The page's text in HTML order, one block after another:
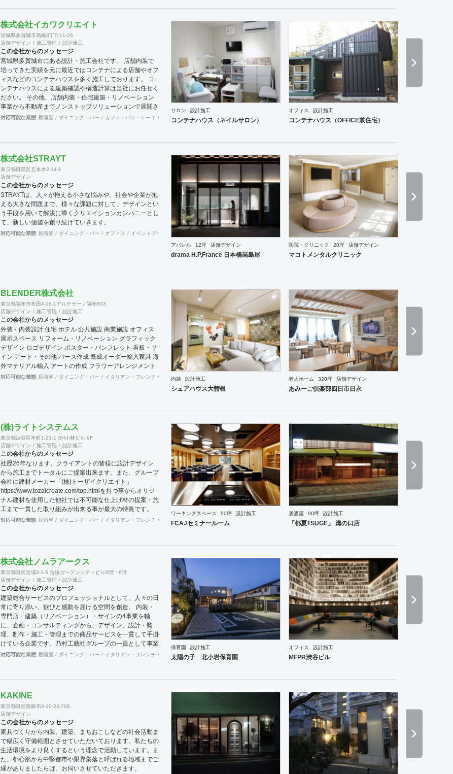
株式会社イカワクリエイト
宮城県多賀城市高橋3丁目11-26
店舗デザイン
施工管理 設計施工
この会社からのメッセージ
宮城県多賀城市にある設計・施工会社です。 店舗内装で
培ってきた実績を元に最近ではコンテナによる店舗やオフ
ィスなどのコンテナハウスを多く施工しております。 コ
ンテナハウスによる建築確認や構造計算は当社にお任せく
ださい。 その他、店舗内装・住宅建築・リノベーション
事業から不動産までノンストップソリューションで展開さ
せていただきます。
対応可能な業態 居酒屋 ダイニング・バー カフェ・パン・ケーキ ラーメン・そば・うどん 和食・寿司 焼肉・中華料理・韓国料理 その他 オフィス イベントブース・ショールーム
サロン 設計施工
コンテナハウス（ネイルサロン）
オフィス 設計施工
コンテナハウス（OFFICE兼住宅）
株式会社STRAYT
東京都目黒区五本木2-14-1
店舗デザイン
この会社からのメッセージ
STRAYTは、人々が抱える小さな悩みや、社会や企業が抱
える大きな問題まで、様々な課題に対して、デザインとい
う手段を用いて解決に導くクリエイションカンパニーとし
て、新しい価値を創り続けていきます。
対応可能な業態 居酒屋 ダイニング・バー オフィス イベントブース・ショールーム ホテル ブライダル アパレル インテリア・雑貨
アパレル 12坪 店舗デザイン
drama H.P,France 日本橋高島屋
医院・クリニック 20坪 店舗デザイン
マコトメンタルクリニック
BLENDER株式会社
東京都調布市布田4-16-1アルテサーノ調布803
店舗デザイン
施工管理 設計施工
この会社からのメッセージ
外装・内装設計 住宅 ホテル 公共施設 商業施設 オフィス
展示スペース リフォーム・リノベーション グラフィック
デザイン ロゴデザイン ポスター・パンフレット 看板・サ
イン アート・その他 パース作成 既成オーダー輸入家具 海
外マテリアル輸入 アートの作成 フラワーアレンジメント
対応可能な業態 居酒屋 ダイニング・バー イタリアン・フレンチ カフェ・パン・ケーキ 和食・寿司 焼肉・中華料理・韓国料理
内装 設計施工
シェアハウス大曽根
老人ホーム 320坪 店舗デザイン
あみーご倶楽部四日市日永
(株)ライトシステムス
東京都渋谷区本町1-21-1 SH小林ビル 9F
店舗デザイン
施工管理 設計施工
この会社からのメッセージ
社歴26年なります。クライアントの皆様に設計デザイン
から施工までトータルにご提案出来ます。また、グループ
会社に建材メーカー「(株)トーザイクリエイト」
https://www.tozaicreate.com/top.htmlを持つ事からオリジ
ナル建材を使用した他社では不可能な仕上げ材の提案・施
工まで一貫した取り組みが出来る事が最大の特長です。
更に近年は環境対策をテーマにした機能建材等の開発を進
ROHASな建材を提供し設計・施工することが可能です。
種施設の新提案が強みで環境問題に対応する新しい時代の
設計施工会社を目指しています。私たちは「耐久」「防
腐」「呼吸」「吸着」などの機能を仕上げ材に付加させ、
意匠やデザインをも楽しめる「人にとって健やかで豊かな
空間」をクライアントの皆様にご提案したいと考えていま
す。
対応可能な業態 居酒屋 ダイニング・バー イタリアン・フレンチ カフェ・パン・ケーキ ラーメン・そば・うどん 和食・寿司 焼肉・中華料理・韓国料理
ワーキングスペース 90坪 設計施工
FCAJセミナールーム
居酒屋 90坪 設計施工
「都夏TSUGE」 溝の口店
株式会社ノムラアークス
東京都港区台場2-3-5 台場ガーデンシティビル5階・6階
店舗デザイン
施工管理 設計施工
この会社からのメッセージ
建築総合サービスのプロフェッショナルとして、人々の日
常に寄り添い、歓びと感動を届ける空間を創造。 内装・
専門店・建築（リノベーション）・サインの4事業を軸
に、企画・コンサルティングから、デザイン、設計・監
理、制作・施工・管理までの商品サービスを一貫して手掛
けている企業です。乃村工藝社グループの一員として事業
展開しています。
対応可能な業態 居酒屋 ダイニング・バー イタリアン・フレンチ カフェ・パン・ケーキ ラーメン・そば・うどん 和食・寿司 焼肉・中華料理・韓国料理
保育園 設計施工
太陽の子 北小岩保育園
オフィス 設計施工
MFPR渋谷ビル
KAKINE
東京都港区南麻布3-10-24-706
店舗デザイン
この会社からのメッセージ
家具づくりから内装、建築、まちおこしなどの社会活動ま
で幅広く守備範囲とさせていただいております。私たちの
生活環境をより良くするという理念で活動しています。ま
た、都心部から中堅都市や限界集落と呼ばれる地域までご
縁がありましたらば、お伺いさせていただきます。